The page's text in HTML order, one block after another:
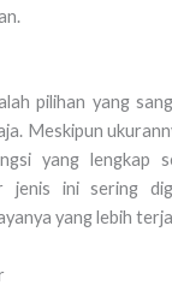
pilihan yang
Meskipun
yang lengkap
jenis ini sering
yang lebih